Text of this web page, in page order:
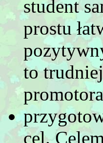
student
prostu
to
promotora
cel.